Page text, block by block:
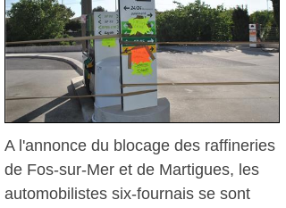
A l'annonce du blocage des raffineries
de Fos-sur-Mer et de Martigues, les
automobilistes six-fournais se sont